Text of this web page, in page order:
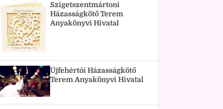
Szigetszentmártoni
Házasságkötő Terem
Anyakönyvi Hivatal
Újfehértói Házasságkötő
Terem Anyakönyvi Hivatal